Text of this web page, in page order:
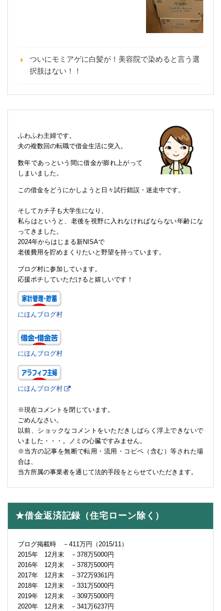
ついにモミアゲに白髪が！美容院で染めると言う選
択肢はない！！
ふわふわ主婦です。
夫の複数回の転職で借金生活に突入。
数年であっという間に借金が膨れ上がって
しまいました。
この借金をどうにかしようと日々試行錯誤・迷走中です。
そしてカチ子も大学生になり、
私らはというと、老後を視野に入れなければならない年齢にな
ってきました。
2024年からはじまる新NISAで
老後費用を貯めまくりたいと野望を持っています。
ブログ村に参加しています。
応援ポチしていただけると嬉しいです！
にほんブログ村
にほんブログ村
にほんブログ村
※現在コメントを閉じています。
ごめんなさい。
以前、ショックなコメントをいただきしばらく浮上できないで
いました・・・。ノミの心臓ですみません。
※当方の記事を無断で転用・流用・コピペ（含む）等された場
合は、
当方所属の事業者を通じて法的手段をとらせていただきます。
★借金返済記録（住宅ローン除く）
ブログ掲載時 －411万円（2015/11）
2015年 12月末 －378万5000円
2016年 12月末 －378万5000円
2017年 12月末 －372万9361円
2018年 12月末 －331万5000円
2019年 12月末 －309万5000円
2020年 12月末 －341万6237円